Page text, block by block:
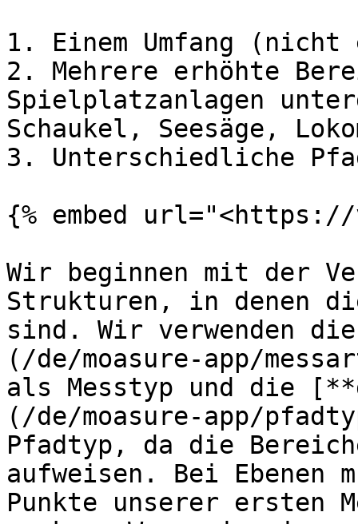
1. Einem Umfang
2. Mehrere erhöhte
Spielplatzanlagen
Schaukel, Seesäge,
3. Unterschiedliche
{% embed url="<https://
Wir beginnen mit der
Strukturen, in denen
sind. Wir verwenden
(/de/moasure-app/
als Messtyp und die
(/de/moasure-app/
Pfadtyp, da die
aufweisen. Bei Ebenen
Punkte unserer ersten